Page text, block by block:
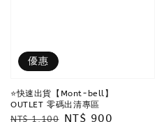
優惠
⭐️快速出貨【Mont-bell】
OUTLET 零碼出清專區
Regular
NT$ 1,100 Sale
NT$ 900